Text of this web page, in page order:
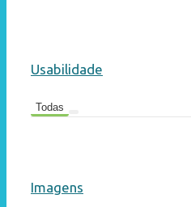
Usabilidade
Todas
Imagens